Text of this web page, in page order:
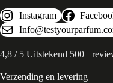
Instagram
4,8 / 5 Uitstekend 500+
Verzending en levering